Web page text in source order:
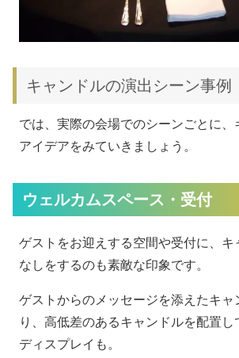
キャンドルの演出シーン事例
では、実際の会場でのシーンごとに、
アイデアをみていきましょう。
ウェルカムスペース・受付
ゲストをお迎えする空間や受付に、キ
なしをするのも素敵な印象です。
ゲストからのメッセージを添えたキャ
り、高低差のあるキャンドルを配置し
ディスプレイも。